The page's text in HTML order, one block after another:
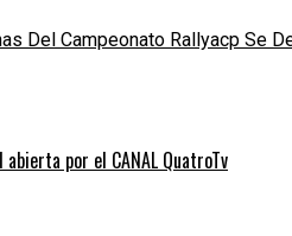
Del Campeonato Rallyacp Se
por el CANAL QuatroTv